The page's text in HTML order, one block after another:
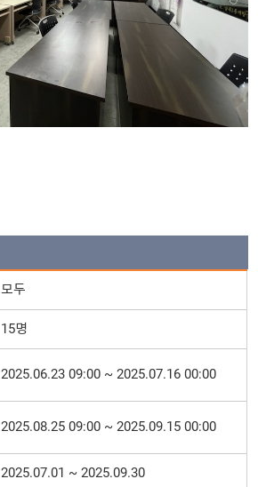
모두
15명
2025.06.23 09:00 ~ 2025.07.16 00:00
2025.08.25 09:00 ~ 2025.09.15 00:00
2025.07.01 ~ 2025.09.30